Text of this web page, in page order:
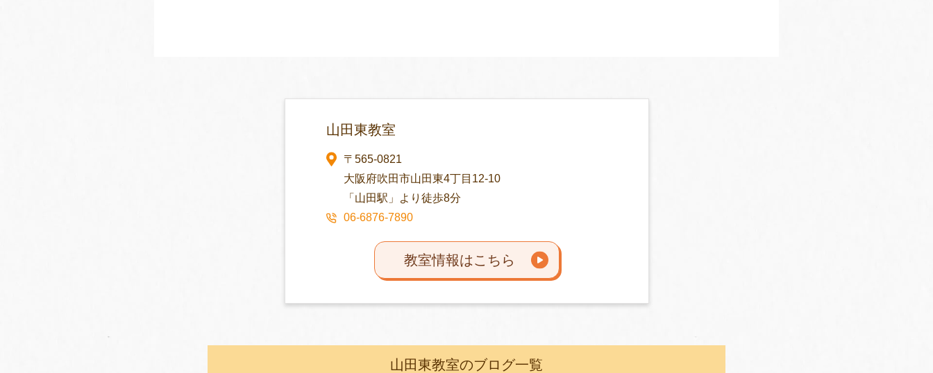
山田東教室
〒565-0821
大阪府吹田市山田東4丁目12-10
「山田駅」より徒歩8分
06-6876-7890
教室情報はこちら
山田東教室のブログ一覧